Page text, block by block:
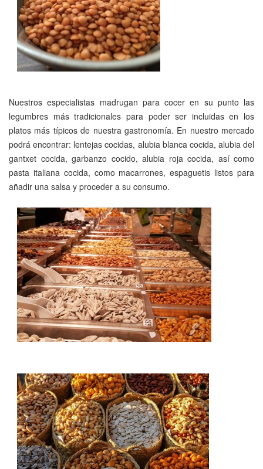
Nuestros especialistas madrugan para cocer en su punto las
legumbres más tradicionales para poder ser incluidas en los
platos más típicos de nuestra gastronomía. En nuestro mercado
podrá encontrar: lentejas cocidas, alubia blanca cocida, alubia del
gantxet cocida, garbanzo cocido, alubia roja cocida, así como
pasta italiana cocida, como macarrones, espaguetis listos para
añadir una salsa y proceder a su consumo.